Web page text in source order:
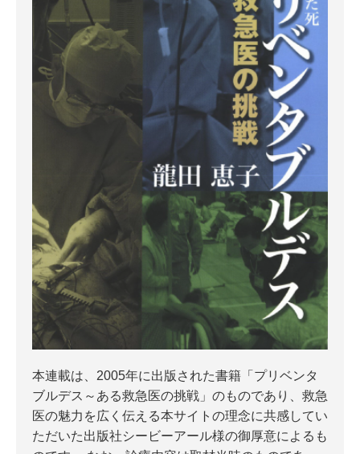
本連載は、2005年に出版された書籍「プリベンタ
ブルデス～ある救急医の挑戦」のものであり、救急
医の魅力を広く伝える本サイトの理念に共感してい
ただいた出版社シービーアール様の御厚意によるも